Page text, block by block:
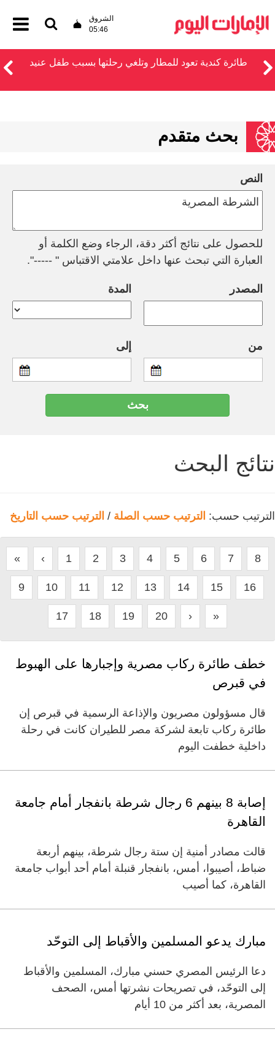
الشروق
05:46
طائرة كندية تعود للمطار وتلغي رحلتها بسبب طفل عنيد
بحث متقدم
النص
للحصول على نتائج أكثر دقة، الرجاء وضع الكلمة أو
العبارة التي تبحث عنها داخل علامتي الاقتباس " -----".
المصدر المدة
من إلى
نتائج البحث
الترتيب حسب: الترتيب حسب الصلة / الترتيب حسب التاريخ
« ‹ 1 2 3 4 5 6 7 8
9 10 11 12 13 14 15 16
17 18 19 20 › »
خطف طائرة ركاب مصرية وإجبارها على الهبوط
في قبرص
قال مسؤولون مصريون والإذاعة الرسمية في قبرص إن
طائرة ركاب تابعة لشركة مصر للطيران كانت في رحلة
داخلية خطفت اليوم
إصابة 8 بينهم 6 رجال شرطة بانفجار أمام جامعة
القاهرة
قالت مصادر أمنية إن ستة رجال شرطة، بينهم أربعة
ضباط، أصيبوا، أمس، بانفجار قنبلة أمام أحد أبواب جامعة
القاهرة، كما أصيب
مبارك يدعو المسلمين والأقباط إلى التوحّد
دعا الرئيس المصري حسني مبارك، المسلمين والأقباط
إلى التوحّد، في تصريحات نشرتها أمس، الصحف
المصرية، بعد أكثر من 10 أيام